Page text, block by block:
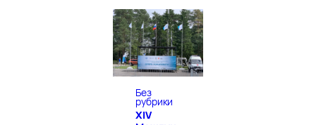
Без
рубрики
XIV